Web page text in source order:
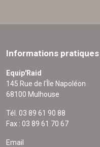
Informations pratiques
Equip'Raid
145 Rue de l'Île Napoléon
68100 Mulhouse
Tél. 03 89 61 90 88
Fax : 03 89 61 70 67
Email